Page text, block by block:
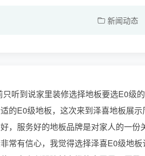
新闻动态
只听到说家里装修选择地板要选E0级
的E0级地板，这次来到泽喜地板展
，服务好的地板品牌是对家人的一
常有信心，我觉得选择泽喜E0级地